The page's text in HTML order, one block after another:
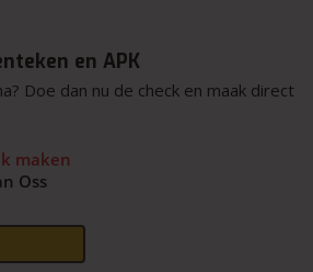
en APK
Doe dan nu de check en maak direct
maken
Oss